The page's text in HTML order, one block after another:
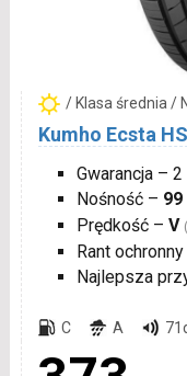
/ Klasa średnia /
Kumho Ecsta
Gwarancja – 2
Nośność – 99
Prędkość – V
Rant
Najlepsza
C A